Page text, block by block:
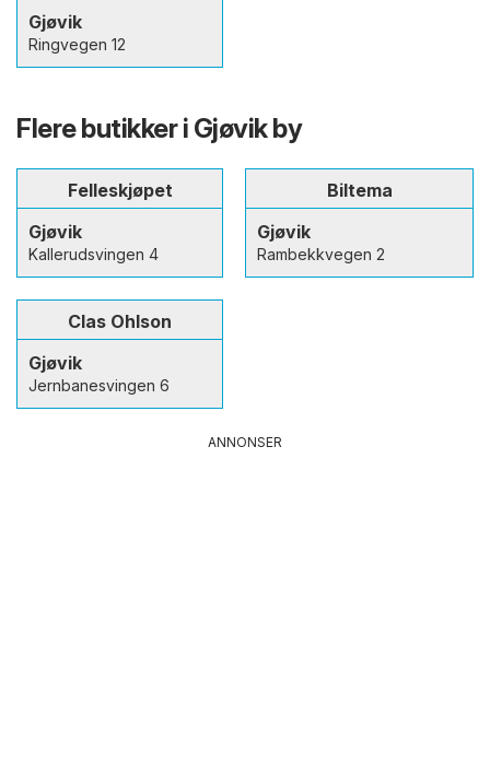
Gjøvik
Ringvegen 12
Flere butikker i Gjøvik by
Felleskjøpet
Gjøvik
Kallerudsvingen 4
Biltema
Gjøvik
Rambekkvegen 2
Clas Ohlson
Gjøvik
Jernbanesvingen 6
ANNONSER